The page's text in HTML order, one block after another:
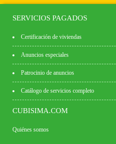
SERVICIOS PAGADOS
Certificación de viviendas
Anuncios especiales
Patrocinio de anuncios
Catálogo de servicios completo
CUBISIMA.COM
Quiénes somos